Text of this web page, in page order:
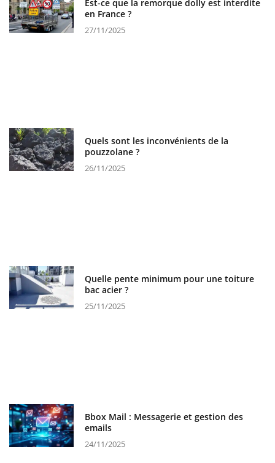
Est-ce que la remorque dolly est interdite
en France ?
27/11/2025
Quels sont les inconvénients de la
pouzzolane ?
26/11/2025
Quelle pente minimum pour une toiture
bac acier ?
25/11/2025
Bbox Mail : Messagerie et gestion des
emails
24/11/2025